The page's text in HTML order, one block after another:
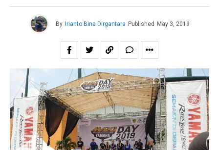
By Irianto Bina Dirgantara Published May 3, 2019